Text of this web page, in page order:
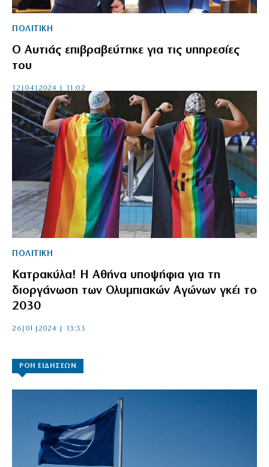
ΠΟΛΙΤΙΚΗ
Ο Αυτιάς επιβραβεύτηκε για τις υπηρεσίες
του
12|04|2024 | 11:02
ΠΟΛΙΤΙΚΗ
Κατρακύλα! Η Αθήνα υποψήφια για τη
διοργάνωση των Ολυμπιακών Αγώνων γκέι το
2030
26|01|2024 | 13:33
ΡΟΗ ΕΙΔΗΣΕΩΝ